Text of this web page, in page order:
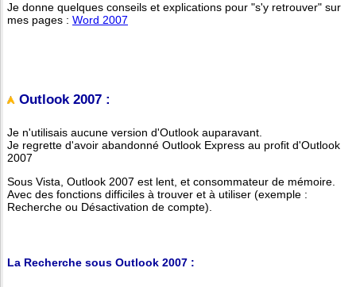
Je donne quelques conseils et explications pour "s'y retrouver" sur
mes pages : Word 2007
Outlook 2007 :
Je n'utilisais aucune version d'Outlook auparavant.
Je regrette d'avoir abandonné Outlook Express au profit d'Outlook
2007
Sous Vista, Outlook 2007 est lent, et consommateur de mémoire.
Avec des fonctions difficiles à trouver et à utiliser (exemple :
Recherche ou Désactivation de compte).
La Recherche sous Outlook 2007 :